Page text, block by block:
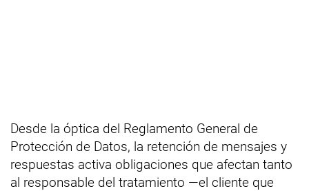
Desde la óptica del Reglamento General de
Protección de Datos, la retención de mensajes y
respuestas activa obligaciones que afectan tanto
al responsable del tratamiento —el cliente que